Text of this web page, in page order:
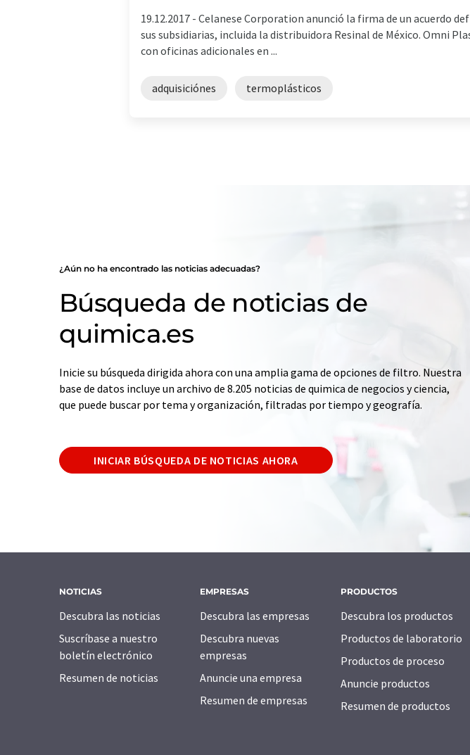
19.12.2017 - Celanese Corporation anunció la firma de un acuerdo
sus subsidiarias, incluida la distribuidora Resinal de México. Omni
con oficinas adicionales en ...
adquisiciónes termoplásticos
¿Aún no ha encontrado las noticias adecuadas?
Búsqueda de noticias de
quimica.es
Inicie su búsqueda dirigida ahora con una amplia gama de opciones de filtro. Nuestra
base de datos incluye un archivo de 8.205 noticias de quimica de negocios y ciencia,
que puede buscar por tema y organización, filtradas por tiempo y geografía.
INICIAR BÚSQUEDA DE NOTICIAS AHORA
NOTICIAS
Descubra las noticias
Suscríbase a nuestro
boletín electrónico
Resumen de noticias
EMPRESAS
Descubra las empresas
Descubra nuevas
empresas
Anuncie una empresa
Resumen de empresas
PRODUCTOS
Descubra los productos
Productos de laboratorio
Productos de proceso
Anuncie productos
Resumen de productos